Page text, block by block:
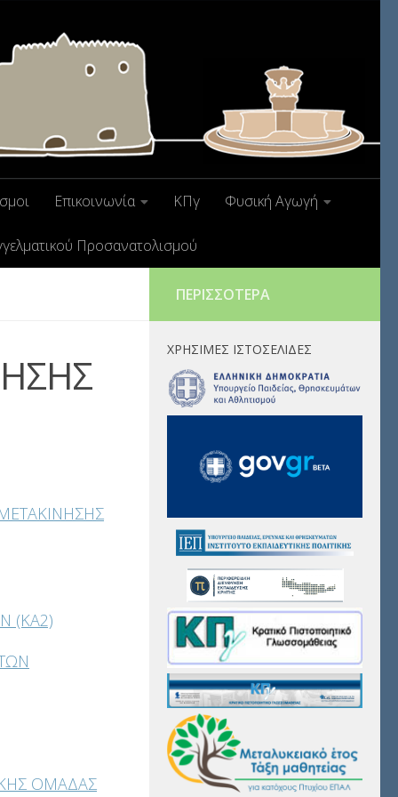
Επικοινωνία ΚΠγ Φυσική Αγωγή
Προσανατολισμού
(KA2)
ΟΜΑΔΑΣ
ΠΕΡΙΣΣΌΤΕΡΑ
ΧΡΉΣΙΜΕΣ ΙΣΤΟΣΕΛΊΔΕΣ